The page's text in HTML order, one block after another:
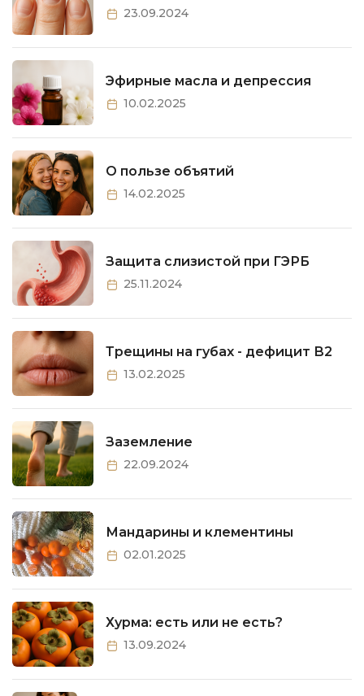
23.09.2024
Эфирные масла и депрессия
10.02.2025
О пользе объятий
14.02.2025
Защита слизистой при ГЭРБ
25.11.2024
Трещины на губах - дефицит В2
13.02.2025
Заземление
22.09.2024
Мандарины и клементины
02.01.2025
Хурма: есть или не есть?
13.09.2024